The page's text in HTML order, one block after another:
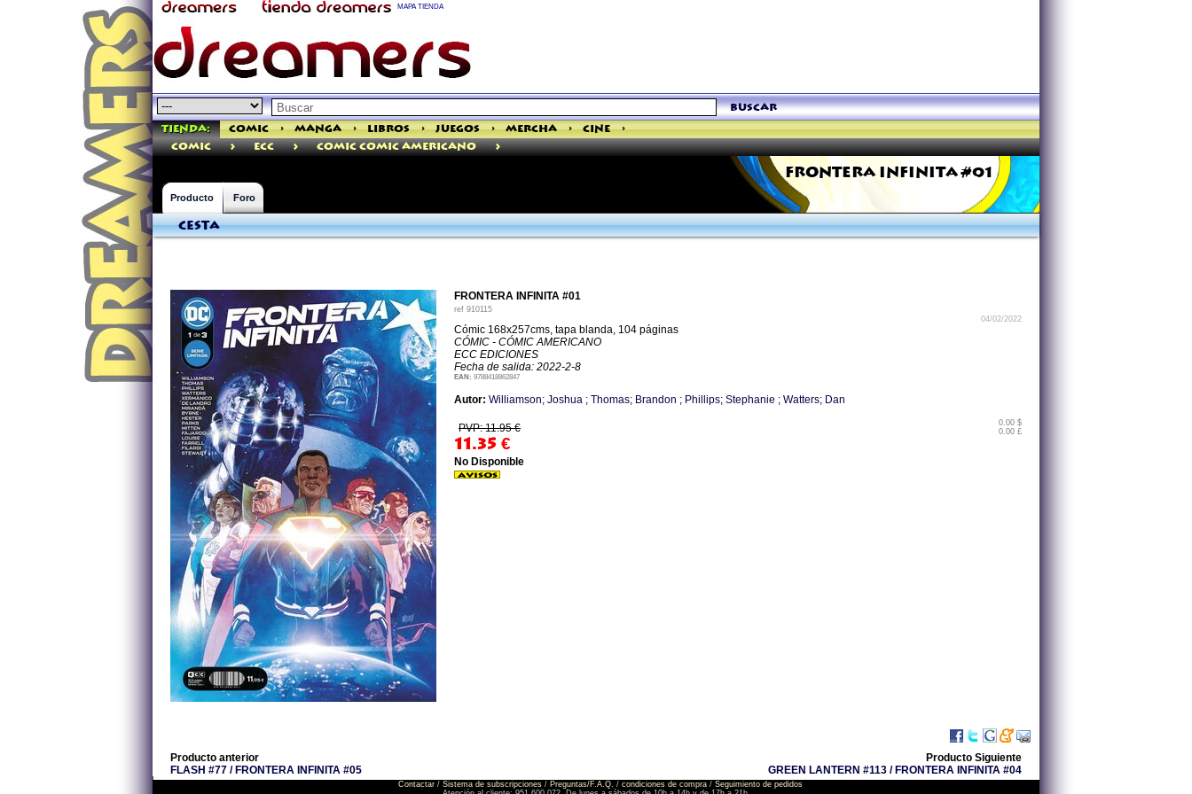
MAPA TIENDA
buscar
Tienda: Comic > Manga > Libros > Juegos > Mercha > Cine
>
comic
> ECC > Comic Comic Americano >
FRONTERA INFINITA #01
Producto Foro
Cesta
FRONTERA INFINITA #01
ref 910115
04/02/2022
Cómic 168x257cms, tapa blanda, 104 páginas
CÓMIC - CÓMIC AMERICANO
ECC EDICIONES
Fecha de salida: 2022-2-8
EAN: 9788418862847
Autor: Williamson; Joshua ; Thomas; Brandon ; Phillips; Stephanie ; Watters; Dan
PVP: 11.95 €
11.35 €
0.00 $
0.00 £
No Disponible
Producto anterior
FLASH #77 / FRONTERA INFINITA #05
Producto Siguiente
GREEN LANTERN #113 / FRONTERA INFINITA #04
Contactar / Sistema de subscripciones / Preguntas/F.A.Q. / condiciones de compra / Seguimiento de pedidos